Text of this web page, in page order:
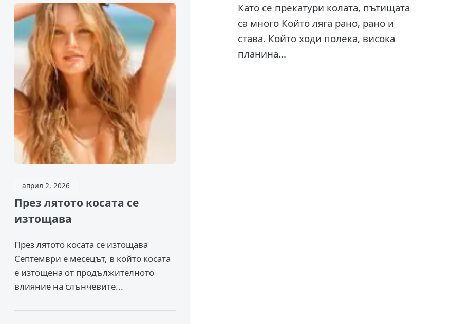
Като се прекатури колата, пътищата
са много Който ляга рано, рано и
става. Който ходи полека, висока
планина...
април 2, 2026
През лятото косата се
изтощава
През лятото косата се изтощава
Септември е месецът, в който косата
е изтощена от продължителното
влияние на слънчевите...